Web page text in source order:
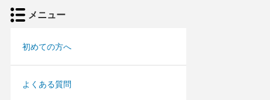
メニュー
初めての方へ
よくある質問